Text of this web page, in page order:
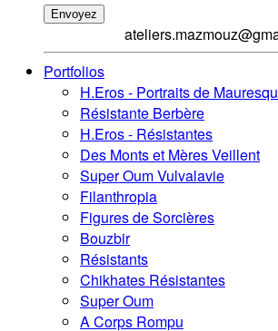
Envoyez
Portfolios
H.Eros - Portraits de
Résistante Berbère
H.Eros - Résistantes
Des Monts et Mères Veillent
Super Oum Vulvalavie
Filanthropia
Figures de Sorcières
Bouzbir
Résistants
Chikhates Résistantes
Super Oum
A Corps Rompu